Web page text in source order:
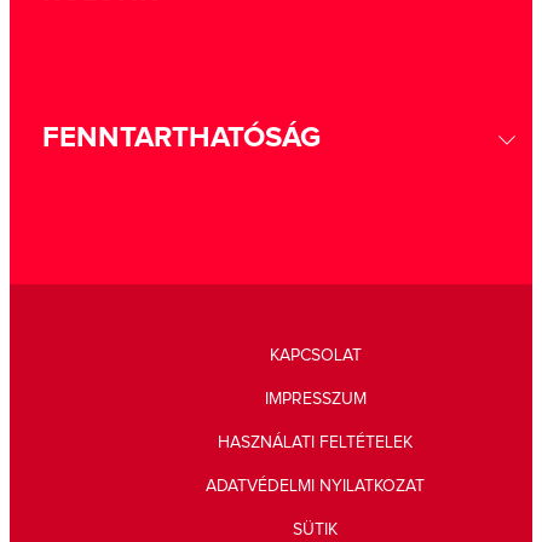
FENNTARTHATÓSÁG
KAPCSOLAT
IMPRESSZUM
HASZNÁLATI FELTÉTELEK
ADATVÉDELMI NYILATKOZAT
SÜTIK